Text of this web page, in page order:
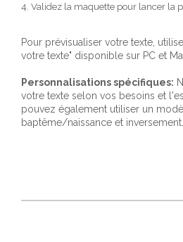
4. Validez la maquette pour lancer la
Pour prévisualiser votre texte,
votre texte" disponible sur PC et
Personnalisations spécifiques:
votre texte selon vos besoins et
pouvez également utiliser un
baptême/naissance et inversement.